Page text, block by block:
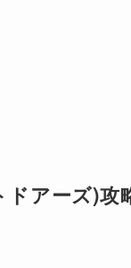
アーズ)攻